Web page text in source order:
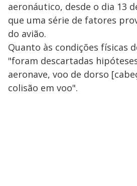
aeronáutico, desde o dia 13
que uma série de fatores
do avião.
Quanto às condições físicas
"foram descartadas
aeronave, voo de dorso
colisão em voo".